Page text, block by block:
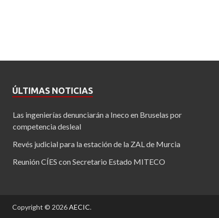
ÚLTIMAS NOTICIAS
Las ingenierías denunciarán a Ineco en Bruselas por
competencia desleal
Revés judicial para la estación de la ZAL de Murcia
Reunión CÍES con Secretario Estado MITECO
Copyright © 2026AECIC.